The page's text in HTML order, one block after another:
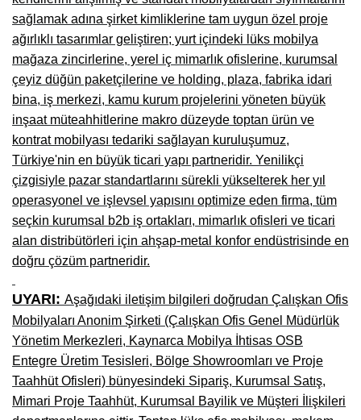
Niğde Mobilyacılar, Mobilya Firmaları, İmalatçıları
Giresun Mobilya Mağazaları, İmalatçıları, Mobilyacıları
sağlamak adına şirket kimliklerine tam uygun özel proje
ağırlıklı tasarımlar geliştiren; yurt içindeki lüks mobilya
mağaza zincirlerine, yerel iç mimarlık ofislerine, kurumsal
çeyiz düğün paketçilerine ve holding, plaza, fabrika idari
bina, iş merkezi, kamu kurum projelerini yöneten büyük
inşaat müteahhitlerine makro düzeyde toptan ürün ve
kontrat mobilyası tedariki sağlayan kuruluşumuz,
Türkiye'nin en büyük ticari yapı partneridir. Yenilikçi
çizgisiyle pazar standartlarını sürekli yükselterek her yıl
operasyonel ve işlevsel yapısını optimize eden firma, tüm
seçkin kurumsal b2b iş ortakları, mimarlık ofisleri ve ticari
alan distribütörleri için ahşap-metal konfor endüstrisinde en
doğru çözüm partneridir.
UYARI: Aşağıdaki iletişim bilgileri doğrudan Çalışkan Ofis
Mobilyaları Anonim Şirketi (Çalışkan Ofis Genel Müdürlük
Yönetim Merkezleri, Kaynarca Mobilya İhtisas OSB
Entegre Üretim Tesisleri, Bölge Showroomları ve Proje
Taahhüt Ofisleri) bünyesindeki Sipariş, Kurumsal Satış,
Mimari Proje Taahhüt, Kurumsal Bayilik ve Müşteri İlişkileri